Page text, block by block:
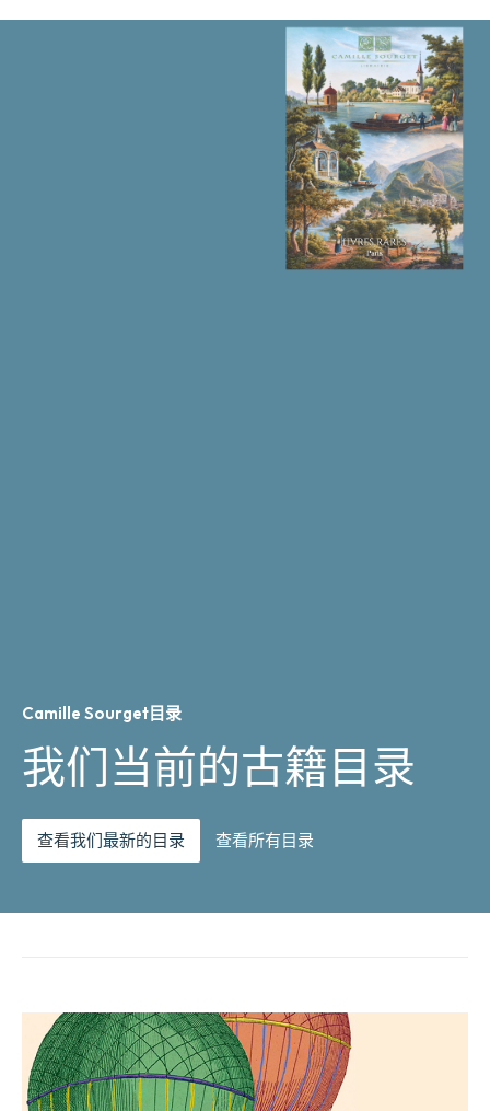
Camille Sourget目录
我们当前的古籍目录
查看我们最新的目录 查看所有目录